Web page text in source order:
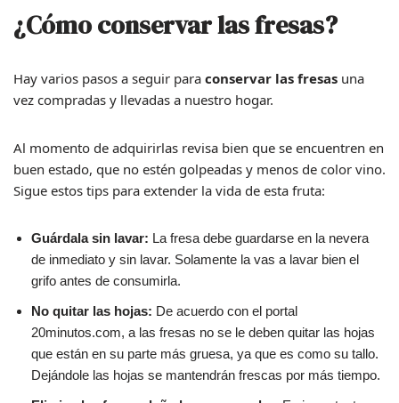
¿Cómo conservar las fresas?
Hay varios pasos a seguir para conservar las fresas una
vez compradas y llevadas a nuestro hogar.
Al momento de adquirirlas revisa bien que se encuentren en
buen estado, que no estén golpeadas y menos de color vino.
Sigue estos tips para extender la vida de esta fruta:
Guárdala sin lavar: La fresa debe guardarse en la nevera
de inmediato y sin lavar. Solamente la vas a lavar bien el
grifo antes de consumirla.
No quitar las hojas: De acuerdo con el portal
20minutos.com, a las fresas no se le deben quitar las hojas
que están en su parte más gruesa, ya que es como su tallo.
Dejándole las hojas se mantendrán frescas por más tiempo.